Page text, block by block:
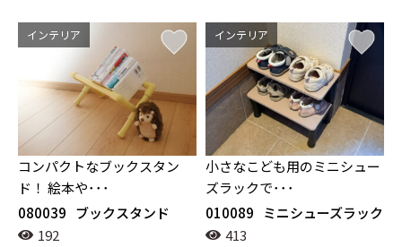
インテリア
コンパクトなブックスタン
ド！ 絵本や･･･
080039 ブックスタンド
192
インテリア
小さなこども用のミニシュー
ズラックで･･･
010089
ミニシューズラック
413